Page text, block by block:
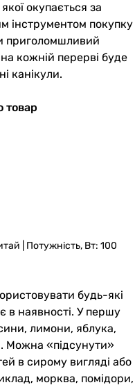
якої окупається за
інструментом покупку
приголомшливий
кожній перерві буде
канікули.
товар
| Потужність, Вт: 100
будь-які
в наявності. У першу
лимони, яблука,
Можна «підсунути»
в сирому вигляді або
морква, помідори,